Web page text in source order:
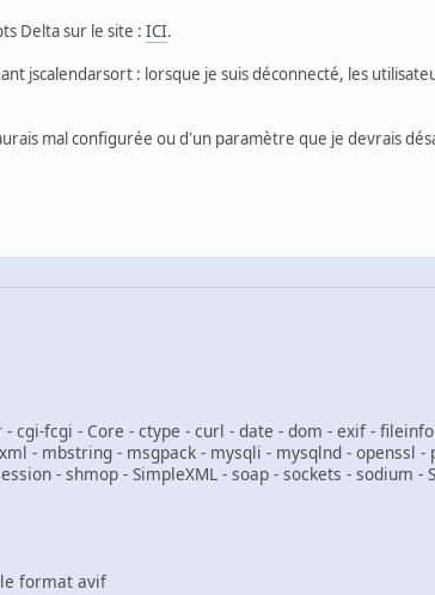
Delta sur le site : ICI.
jscalendarsort : lorsque je suis déconnecté, les
mal configurée ou d'un paramètre que je devrais
cgi-fcgi - Core - ctype - curl - date - dom - exif -
- mbstring - msgpack - mysqli - mysqlnd - openssl -
- shmop - SimpleXML - soap - sockets - sodium
format avif